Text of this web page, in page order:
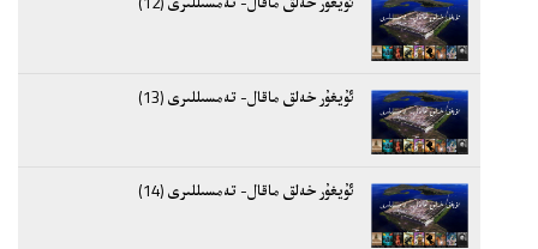
ئۇيغۇر خەلق ماقال- تەمسىللىرى (13)
ئۇيغۇر خەلق ماقال- تەمسىللىرى (14)